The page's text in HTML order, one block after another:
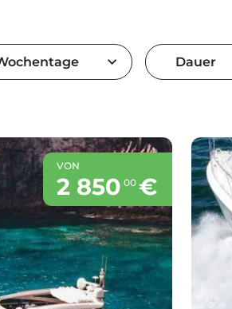
Dauer
VON
2 850 00 €